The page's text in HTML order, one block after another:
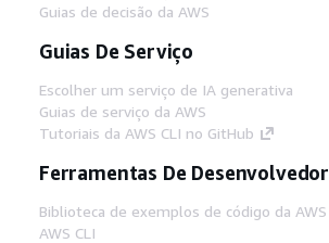
Guias de decisão da AWS
Guias De Serviço
Escolher um serviço de IA generativa
Guias de serviço da AWS
Tutoriais da AWS CLI no GitHub
Ferramentas De Desenvolvedor
Biblioteca de exemplos de código da AWS
AWS CLI